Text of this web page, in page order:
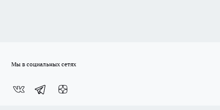
Мы в социальных сетях